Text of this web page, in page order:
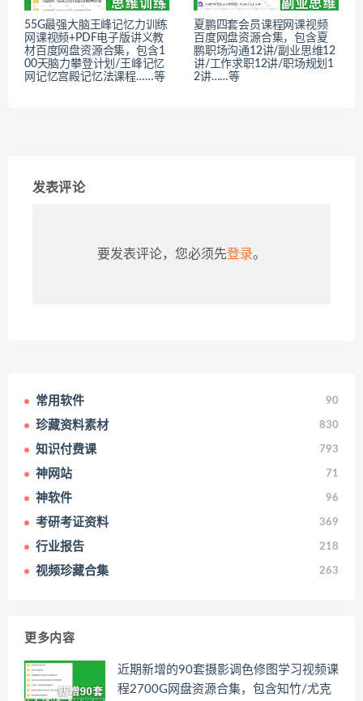
55G最强大脑王峰记忆力训练
网课视频+PDF电子版讲义教
材百度网盘资源合集，包含1
00天脑力攀登计划/王峰记忆
网记忆宫殿记忆法课程……等
夏鹏四套会员课程网课视频
百度网盘资源合集，包含夏
鹏职场沟通12讲/副业思维12
讲/工作求职12讲/职场规划1
2讲……等
发表评论
要发表评论，您必须先登录。
常用软件 90
珍藏资料素材 830
知识付费课 793
神网站 71
神软件 96
考研考证资料 369
行业报告 218
视频珍藏合集 263
更多内容
近期新增的90套摄影调色修图学习视频课
程2700G网盘资源合集，包含知竹/尤克